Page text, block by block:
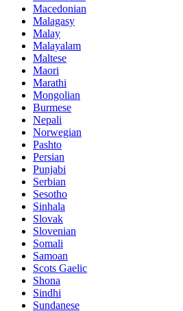
Macedonian
Malagasy
Malay
Malayalam
Maltese
Maori
Marathi
Mongolian
Burmese
Nepali
Norwegian
Pashto
Persian
Punjabi
Serbian
Sesotho
Sinhala
Slovak
Slovenian
Somali
Samoan
Scots Gaelic
Shona
Sindhi
Sundanese